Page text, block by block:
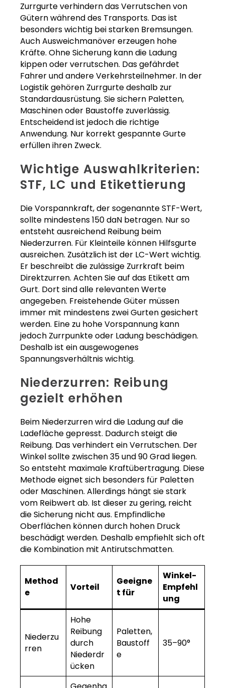
Zurrgurte verhindern das Verrutschen von
Gütern während des Transports. Das ist
besonders wichtig bei starken Bremsungen.
Auch Ausweichmanöver erzeugen hohe
Kräfte. Ohne Sicherung kann die Ladung
kippen oder verrutschen. Das gefährdet
Fahrer und andere Verkehrsteilnehmer. In der
Logistik gehören Zurrgurte deshalb zur
Standardausrüstung. Sie sichern Paletten,
Maschinen oder Baustoffe zuverlässig.
Entscheidend ist jedoch die richtige
Anwendung. Nur korrekt gespannte Gurte
erfüllen ihren Zweck.
Wichtige Auswahlkriterien:
STF, LC und Etikettierung
Die Vorspannkraft, der sogenannte STF-Wert,
sollte mindestens 150 daN betragen. Nur so
entsteht ausreichend Reibung beim
Niederzurren. Für Kleinteile können Hilfsgurte
ausreichen. Zusätzlich ist der LC-Wert wichtig.
Er beschreibt die zulässige Zurrkraft beim
Direktzurren. Achten Sie auf das Etikett am
Gurt. Dort sind alle relevanten Werte
angegeben. Freistehende Güter müssen
immer mit mindestens zwei Gurten gesichert
werden. Eine zu hohe Vorspannung kann
jedoch Zurrpunkte oder Ladung beschädigen.
Deshalb ist ein ausgewogenes
Spannungsverhältnis wichtig.
Niederzurren: Reibung
gezielt erhöhen
Beim Niederzurren wird die Ladung auf die
Ladefläche gepresst. Dadurch steigt die
Reibung. Das verhindert ein Verrutschen. Der
Winkel sollte zwischen 35 und 90 Grad liegen.
So entsteht maximale Kraftübertragung. Diese
Methode eignet sich besonders für Paletten
oder Maschinen. Allerdings hängt sie stark
vom Reibwert ab. Ist dieser zu gering, reicht
die Sicherung nicht aus. Empfindliche
Oberflächen können durch hohen Druck
beschädigt werden. Deshalb empfiehlt sich oft
die Kombination mit Antirutschmatten.
Method
e
Vorteil
Geeigne
t für
Winkel-
Empfehl
ung
Niederzu
rren
Hohe
Reibung
durch
Niederdr
ücken
Paletten,
Baustoff
e
35–90°